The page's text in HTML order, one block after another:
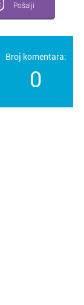
Pošalji
Broj komentara:
0